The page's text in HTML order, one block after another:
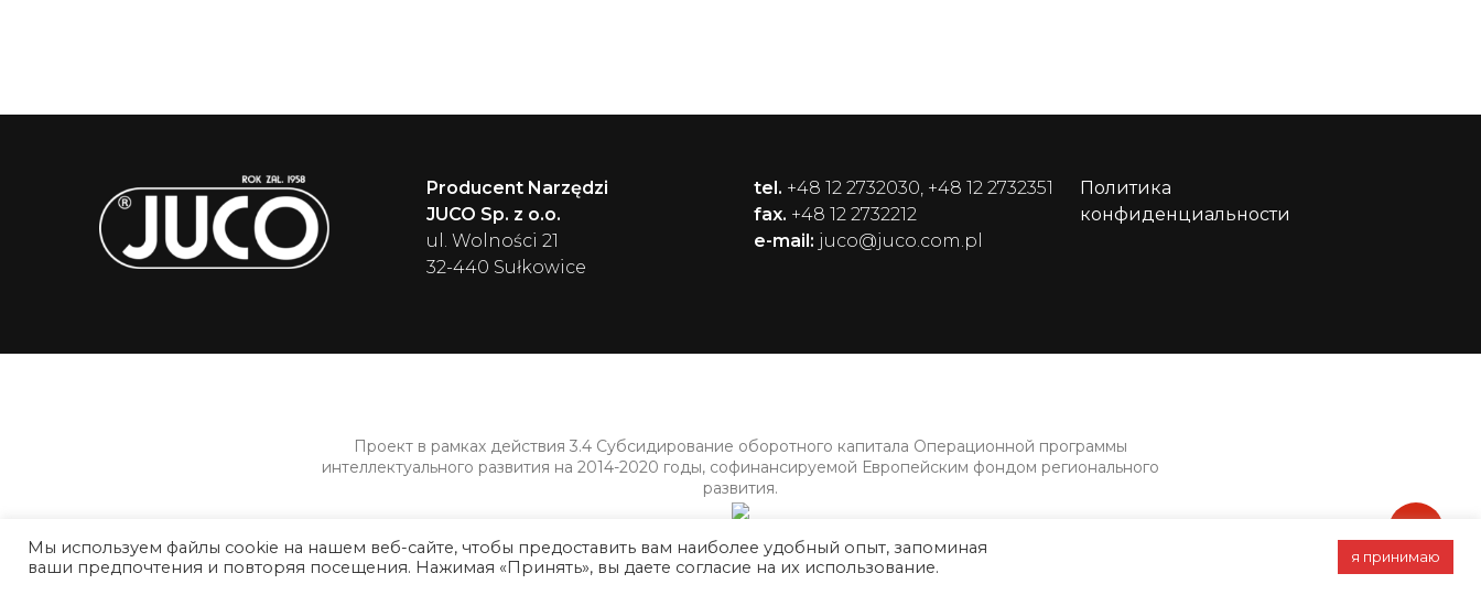
Producent Narzędzi
JUCO Sp. z o.o.
ul. Wolności 21
32-440 Sułkowice
tel. +48 12 2732030, +48 12 2732351
fax. +48 12 2732212
e-mail: juco@juco.com.pl
Политика
конфиденциальности
Проект в рамках действия 3.4 Субсидирование оборотного капитала Операционной программы
интеллектуального развития на 2014-2020 годы, софинансируемой Европейским фондом регионального
развития.
Мы используем файлы cookie на нашем веб-сайте, чтобы предоставить вам наиболее удобный опыт, запоминая
ваши предпочтения и повторяя посещения. Нажимая «Принять», вы даете согласие на их использование.
я принимаю